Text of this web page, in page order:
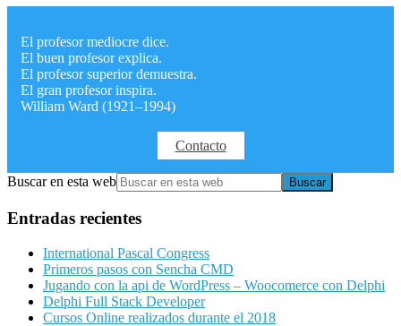
El profesor mediocre dice.
El buen profesor explica.
El profesor superior demuestra.
El gran profesor inspira.
William Ward (1921–1994)
Contacto
Buscar en esta web
Entradas recientes
International Pascal Congress
Primeros pasos con Sencha CMD
Jugando con la api de WordPress – Woocomerce con Delphi
Delphi Full Stack Developer
Cursos Online realizados durante el 2018